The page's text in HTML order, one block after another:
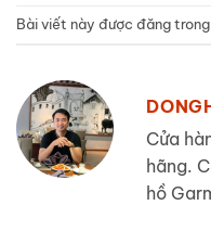
Bài viết này được đăng trong
Cửa
hãng.
hồ